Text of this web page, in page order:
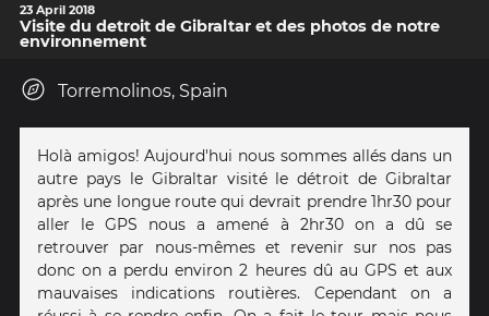
23 April 2018
Visite du detroit de Gibraltar et des photos de notre
environnement
Torremolinos, Spain
Holà amigos! Aujourd'hui nous sommes allés dans un
autre pays le Gibraltar visité le détroit de Gibraltar
après une longue route qui devrait prendre 1hr30 pour
aller le GPS nous a amené à 2hr30 on a dû se
retrouver par nous-mêmes et revenir sur nos pas
donc on a perdu environ 2 heures dû au GPS et aux
mauvaises indications routières. Cependant on a